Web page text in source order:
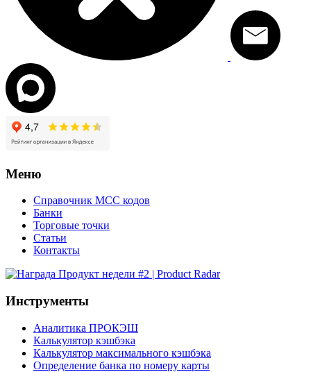
Меню
Справочник MCC кодов
Банки
Торговые точки
Статьи
Контакты
Инструменты
Аналитика ПРОКЭШ
Калькулятор кэшбэка
Калькулятор максимального кэшбэка
Определение банка по номеру карты